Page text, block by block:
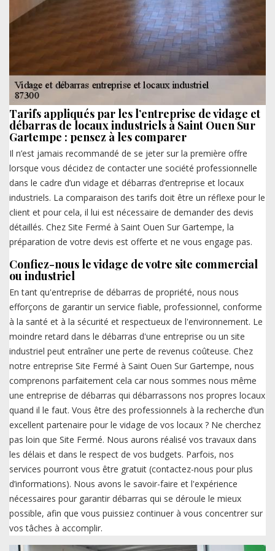
Tarifs appliqués par les l’entreprise de vidage et
débarras de locaux industriels à Saint Ouen Sur
Gartempe : pensez à les comparer
Il n’est jamais recommandé de se jeter sur la première offre
lorsque vous décidez de contacter une société professionnelle
dans le cadre d’un vidage et débarras d’entreprise et locaux
industriels. La comparaison des tarifs doit être un réflexe pour le
client et pour cela, il lui est nécessaire de demander des devis
détaillés. Chez Site Fermé à Saint Ouen Sur Gartempe, la
préparation de votre devis est offerte et ne vous engage pas.
Confiez-nous le vidage de votre site commercial
ou industriel
En tant qu'entreprise de débarras de propriété, nous nous
efforçons de garantir un service fiable, professionnel, conforme
à la santé et à la sécurité et respectueux de l'environnement. Le
moindre retard dans le débarras d'une entreprise ou un site
industriel peut entraîner une perte de revenus coûteuse. Chez
notre entreprise Site Fermé à Saint Ouen Sur Gartempe, nous
comprenons parfaitement cela car nous sommes nous même
une entreprise de débarras qui débarrassons nos propres locaux
quand il le faut. Vous être des professionnels à la recherche d’un
excellent partenaire pour le vidage de vos locaux ? Ne cherchez
pas loin que Site Fermé. Nous aurons réalisé vos travaux dans
les délais et dans le respect de vos budgets. Parfois, nos
services pourront vous être gratuit (contactez-nous pour plus
d’informations). Nous avons le savoir-faire et l'expérience
nécessaires pour garantir débarras qui se déroule le mieux
possible, afin que vous puissiez continuer à vous concentrer sur
vos tâches à accomplir.